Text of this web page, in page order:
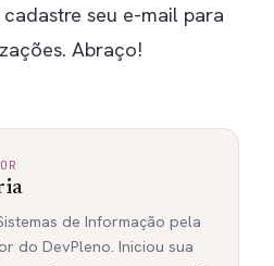
cadastre seu e-mail para
Abraço!
de Informação pela
do DevPleno. Iniciou sua